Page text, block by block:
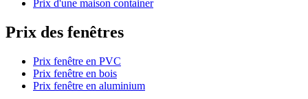
Prix d'une maison container
Prix des fenêtres
Prix fenêtre en PVC
Prix fenêtre en bois
Prix fenêtre en aluminium